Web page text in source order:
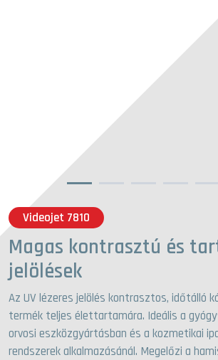
1
Videojet 7810
Magas kontrasztú és
jelölések
Az UV lézeres jelölés kontrasztos, időtálló
termék teljes élettartamára. Ideális a
orvosi eszközgyártásban és a kozmetikai
rendszerek alkalmazásánál. Megelőzi a